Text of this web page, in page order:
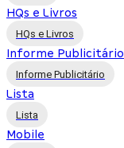
HQs e Livros
HQs e Livros
Informe Publicitário
Informe Publicitário
Lista
Lista
Mobile